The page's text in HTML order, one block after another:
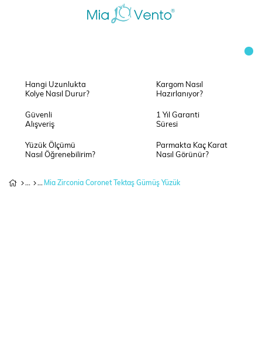
Hangi Uzunlukta
Kolye Nasıl Durur?
Kargom Nasıl
Hazırlanıyor?
Güvenli
Alışveriş
1 Yıl Garanti
Süresi
Yüzük Ölçümü
Nasıl Öğrenebilirim?
Parmakta Kaç Karat
Nasıl Görünür?
Mia Zirconia Coronet Tektaş Gümüş Yüzük